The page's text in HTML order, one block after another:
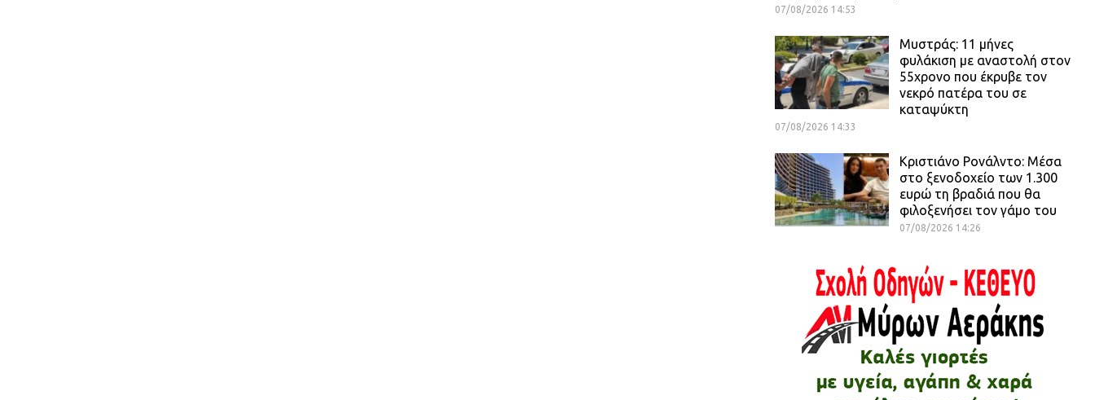
07/08/2026 14:53
Μυστράς: 11 μήνες
φυλάκιση με αναστολή στον
55χρονο που έκρυβε τον
νεκρό πατέρα του σε
καταψύκτη
07/08/2026 14:33
Κριστιάνο Ρονάλντο: Μέσα
στο ξενοδοχείο των 1.300
ευρώ τη βραδιά που θα
φιλοξενήσει τον γάμο του
07/08/2026 14:26